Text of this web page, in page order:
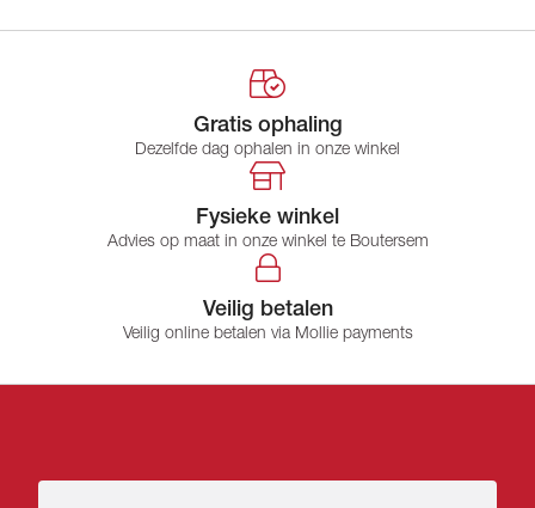
Gratis ophaling
Dezelfde dag ophalen in onze winkel
Fysieke winkel
Advies op maat in onze winkel te Boutersem
Veilig betalen
Veilig online betalen via Mollie payments